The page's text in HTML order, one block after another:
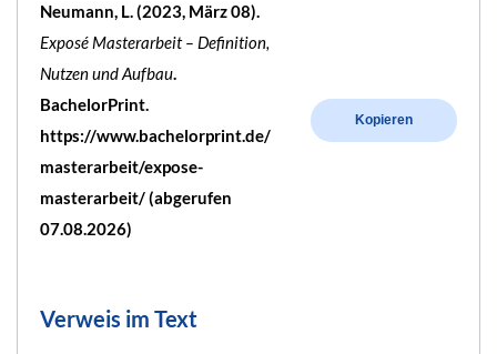
Neumann, L. (2023, März 08).
Exposé Masterarbeit – Definition,
Nutzen und Aufbau.
BachelorPrint.
https://www.bachelorprint.de/
masterarbeit/expose-
masterarbeit/ (abgerufen
07.08.2026)
Kopieren
Verweis im Text